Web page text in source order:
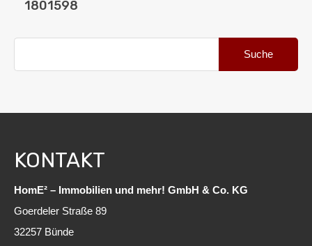
1801598
KONTAKT
HomE² – Immobilien und mehr! GmbH & Co. KG
Goerdeler Straße 89
32257 Bünde